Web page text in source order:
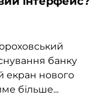
банку
екран нового
більше...